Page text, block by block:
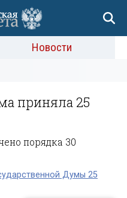
Новости
приняла 25
порядка 30
Думы 25